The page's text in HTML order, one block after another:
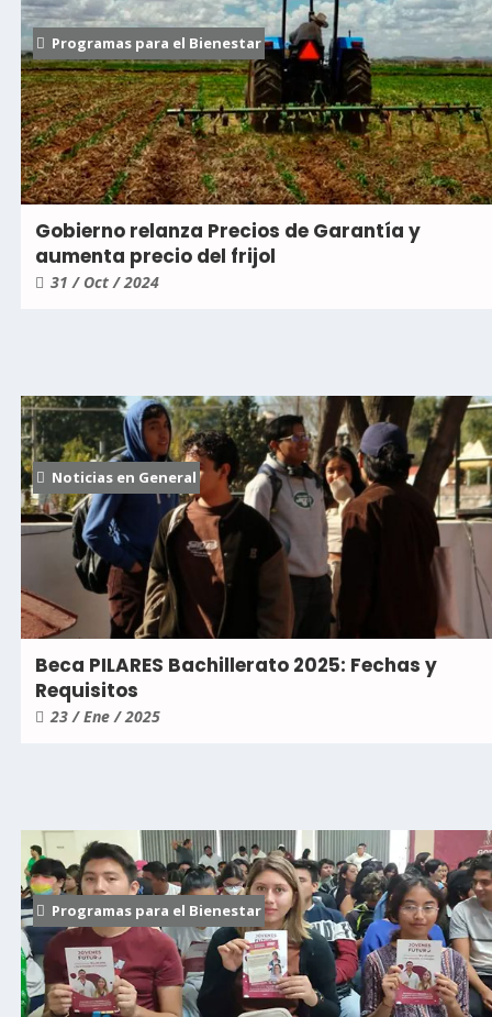
Programas para el Bienestar
Gobierno relanza Precios de Garantía y
aumenta precio del frijol
31 / Oct / 2024
Noticias en General
Beca PILARES Bachillerato 2025: Fechas y
Requisitos
23 / Ene / 2025
Programas para el Bienestar